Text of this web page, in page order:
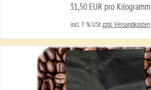
31,50 EUR pro Kilogramm
incl. 7 % UStzzgl. Versandkosten